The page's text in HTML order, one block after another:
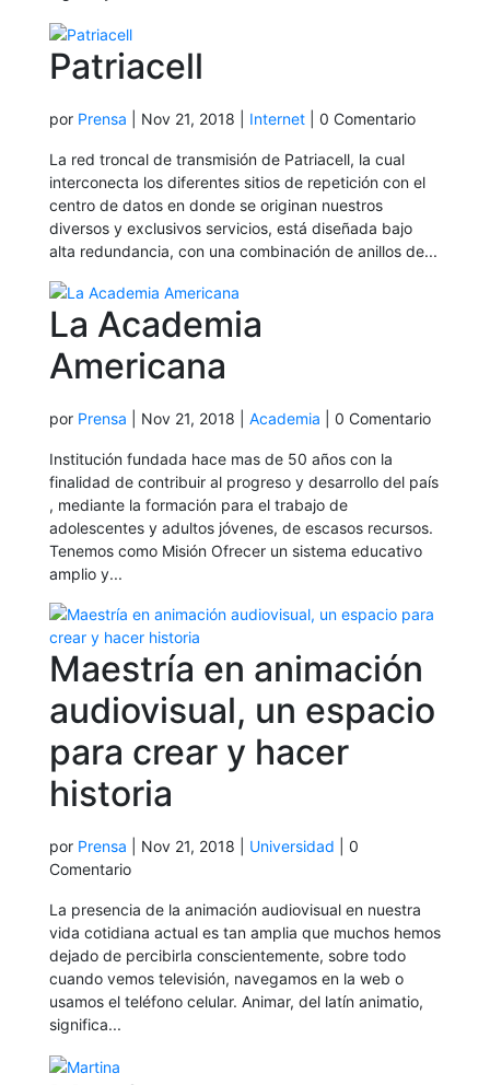
Patriacell
por Prensa Nov 21, 2018 Internet| 0 Comentario
La red troncal de transmisión de Patriacell, la cual
interconecta los diferentes sitios de repetición con el
centro de datos en donde se originan nuestros
diversos y exclusivos servicios, está diseñada bajo
alta redundancia, con una combinación de anillos de...
La Academia
Americana
por Prensa Nov 21, 2018 Academia | 0 Comentario
Institución fundada hace mas de 50 años con la
finalidad de contribuir al progreso y desarrollo del país
, mediante la formación para el trabajo de
adolescentes y adultos jóvenes, de escasos recursos.
Tenemos como Misión Ofrecer un sistema educativo
amplio y...
Maestría en animación
audiovisual, un espacio
para crear y hacer
historia
por Prensa Nov 21, 2018 Universidad | 0
Comentario
La presencia de la animación audiovisual en nuestra
vida cotidiana actual es tan amplia que muchos hemos
dejado de percibirla conscientemente, sobre todo
cuando vemos televisión, navegamos en la web o
usamos el teléfono celular. Animar, del latín animatio,
significa...